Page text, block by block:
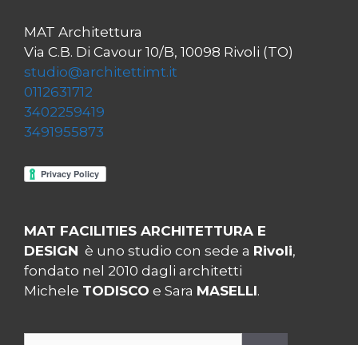
MAT Architettura
Via C.B. Di Cavour 10/B, 10098 Rivoli (TO)
studio@architettimt.it
0112631712
3402259419
3491955873
MAT FACILITIES ARCHITETTURA E
DESIGN è uno studio con sede a Rivoli,
fondato nel 2010 dagli architetti
Michele TODISCO e Sara MASELLI.